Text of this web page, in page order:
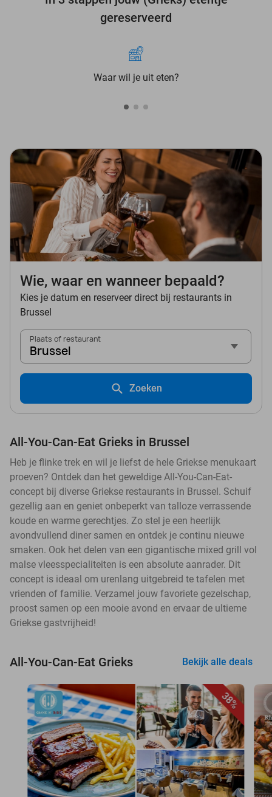
gereserveerd
Waar wil je uit eten?
Wie, waar en wanneer bepaald?
Kies je datum en reserveer direct bij restaurants in
Brussel
Plaats of restaurant
Brussel
Zoeken
All-You-Can-Eat Grieks in Brussel
Heb je flinke trek en wil je liefst de hele Griekse menukaart
proeven? Ontdek dan het geweldige All-You-Can-Eat-
concept bij diverse Griekse restaurants in Brussel. Schuif
gezellig aan en geniet onbeperkt van talloze verrassende
koude en warme gerechtjes. Zo stel je een heerlijk
avondvullend diner samen en ontdek je continu nieuwe
smaken. Ook het delen van een gigantische mixed grill vol
malse vleesspecialiteiten is een absolute aanrader. Dit
concept is ideaal om urenlang uitgebreid te tafelen met
vrienden of familie. Verzamel jouw favoriete gezelschap,
proost samen op een mooie avond en ervaar de ultieme
Griekse gastvrijheid!
All-You-Can-Eat Grieks Bekijk alle deals
38%